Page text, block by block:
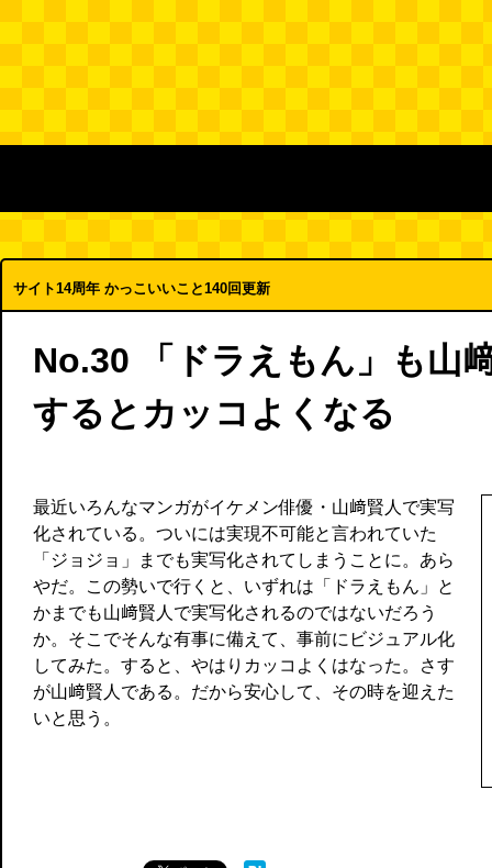
サイト14周年 かっこいいこと140回更新
No.30 「ドラえもん」も山
するとカッコよくなる
最近いろんなマンガがイケメン俳優・山﨑賢人で実写
化されている。ついには実現不可能と言われていた
「ジョジョ」までも実写化されてしまうことに。あら
やだ。この勢いで行くと、いずれは「ドラえもん」と
かまでも山﨑賢人で実写化されるのではないだろう
か。そこでそんな有事に備えて、事前にビジュアル化
してみた。すると、やはりカッコよくはなった。さす
が山﨑賢人である。だから安心して、その時を迎えた
いと思う。